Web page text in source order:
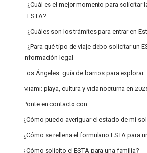
¿Cuál es el mejor momento para solicitar
ESTA?
¿Cuáles son los trámites para entrar en
¿Para qué tipo de viaje debo solicitar un
Información legal
Los Ángeles: guía de barrios para explorar
Miami: playa, cultura y vida nocturna en
Ponte en contacto con
¿Cómo puedo averiguar el estado de mi
¿Cómo se rellena el formulario ESTA para
¿Cómo solicito el ESTA para una familia?